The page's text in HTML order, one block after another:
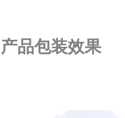
产品包装效果